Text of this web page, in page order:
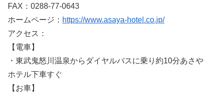
FAX：0288-77-0643
ホームページ： https://www.asaya-hotel.co.jp/
アクセス：
【電車】
・東武鬼怒川温泉からダイヤルバスに乗り約10分あさや
ホテル下車すぐ
【お車】